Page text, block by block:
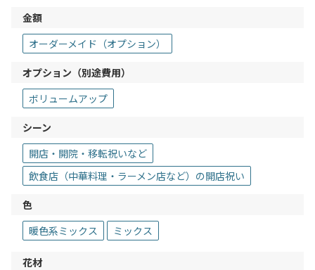
金額
オーダーメイド（オプション）
オプション（別途費用）
ボリュームアップ
シーン
開店・開院・移転祝いなど
飲食店（中華料理・ラーメン店など）の開店祝い
色
暖色系ミックス
ミックス
花材